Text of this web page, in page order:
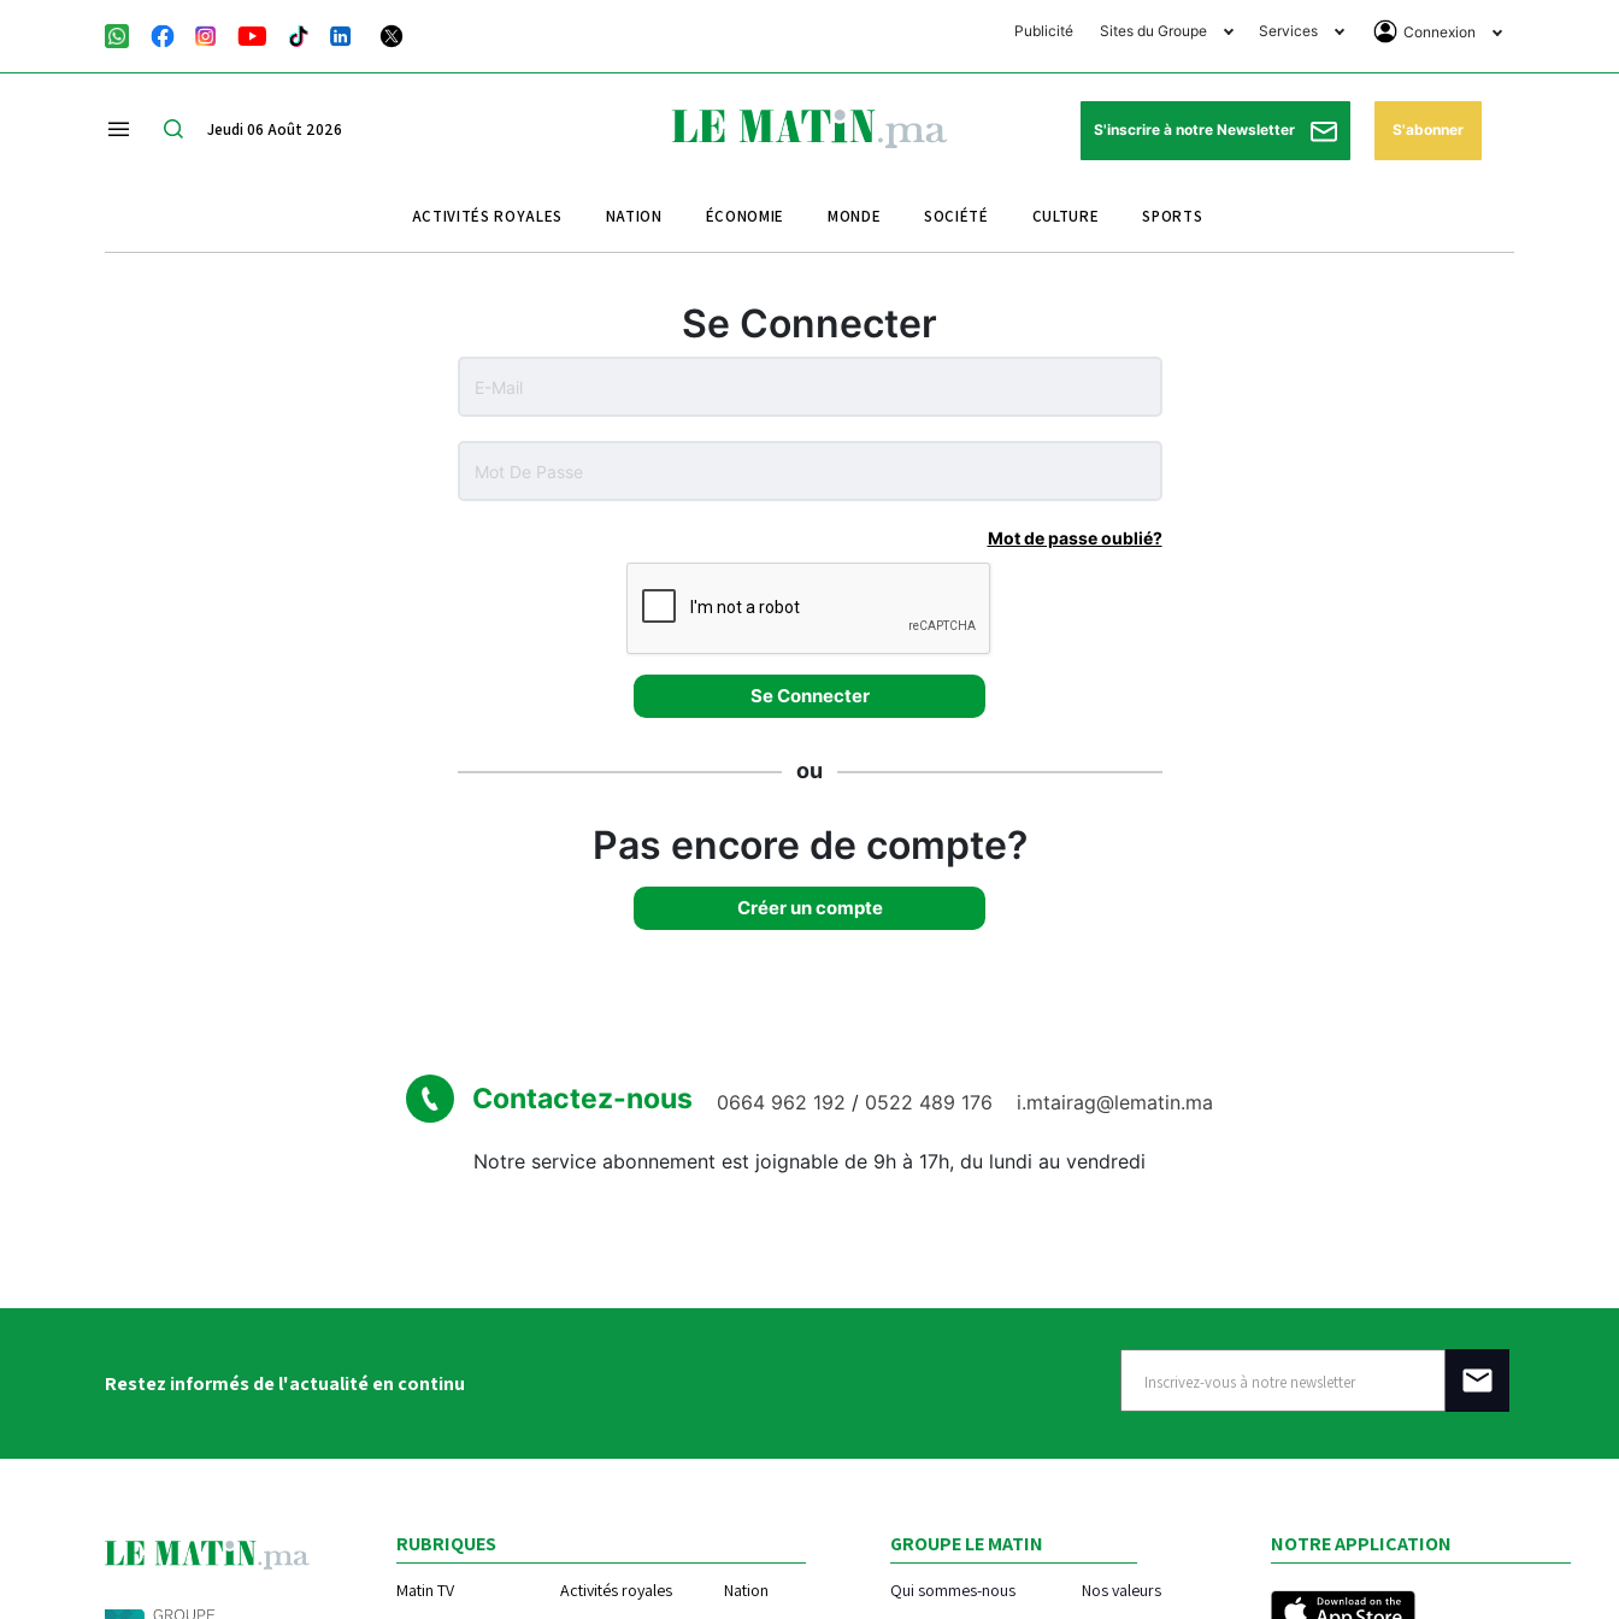
Publicité Sites du Groupe
Club Avantages
Le Matin Sports
Le Matin Store
Services
Horaires de prières
Pharmacies de garde
Programme TV
Connexion
Se Connecter
Abonnement
Jeudi 06 Août 2026 S'inscrire à notre Newsletter S'abonner
ACTIVITÉS ROYALES NATION ÉCONOMIE MONDE SOCIÉTÉ CULTURE SPORTS
Se Connecter
Mot de passe oublié?
ou
Pas encore de compte?
Créer un compte
Contactez-nous 0664 962 192 / 0522 489 176 i.mtairag@lematin.ma
Notre service abonnement est joignable de 9h à 17h, du lundi au vendredi
Restez informés de l'actualité en continu
RUBRIQUES
Matin TV Activités royales
Nation
GROUPE LE MATIN
Qui sommes-nous Nos valeurs
NOTRE APPLICATION